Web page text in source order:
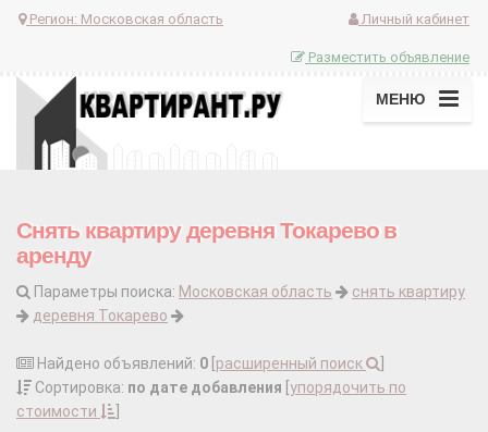
Регион: Московская область Личный кабинет
Разместить объявление
МЕНЮ
Снять квартиру деревня Токарево в
аренду
Параметры поиска: Московская область
снять квартиру
деревня Токарево
Найдено объявлений: 0 расширенный поиск
Сортировка: по дате добавления упорядочить по
стоимости